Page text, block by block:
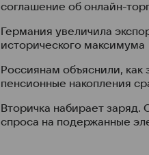
соглашение об онлайн-
Германия увеличила
исторического максимума
Россиянам объяснили, как
пенсионные накопления
Вторичка набирает заряд.
спроса на подержанные